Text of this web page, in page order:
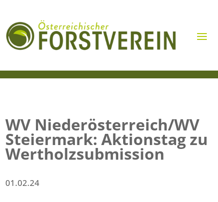
WV Niederösterreich/WV
Steiermark: Aktionstag zu
Wertholzsubmission
01.02.24